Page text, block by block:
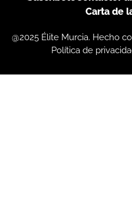
Carta de
@2025 Élite Murcia. Hecho
Política de